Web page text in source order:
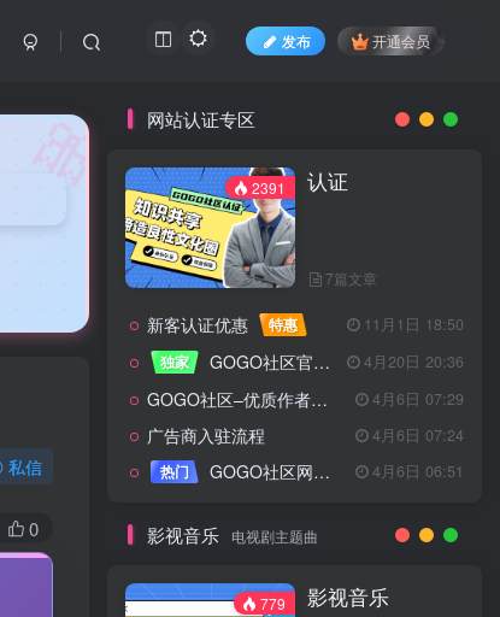
发布 开通会员
🎀
私信
0
网站认证专区
2391 认证
7篇文章
新客认证优惠 特惠
11月1日 18:50
独家
GOGO社区官方成员认证 4月20日 20:36
GOGO社区–优质作者认证 4月6日 07:29
广告商入驻流程
4月6日 07:24
热门
GOGO社区网站搭建(自助服务) 4月6日 06:51
影视音乐 电视剧主题曲
779 影视音乐
新客认证优惠 特惠
11月1日 18:50